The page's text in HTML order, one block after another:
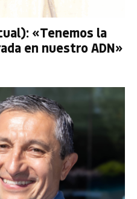
«Tenemos la
en nuestro ADN»